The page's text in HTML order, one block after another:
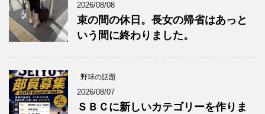
2026/08/08
束の間の休日。長女の帰省はあっと
いう間に終わりました。
野球の話題
2026/08/07
ＳＢＣに新しいカテゴリーを作りま